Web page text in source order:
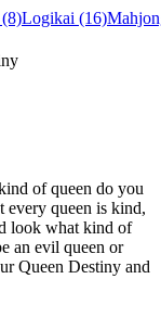
(8)Logikai (16)
of queen do you
every queen is kind,
look what kind of
an evil queen or
Queen Destiny and